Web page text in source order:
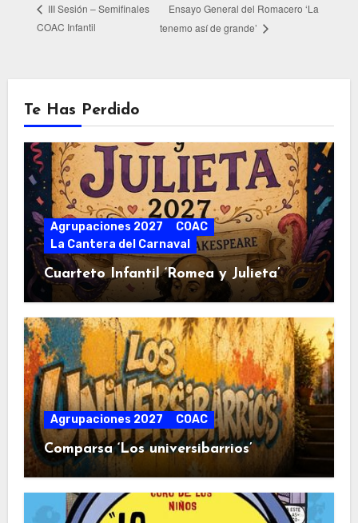
III Sesión – Semifinales
COAC Infantil
Ensayo General del Romacero ‘La
tenemo así de grande’
Te Has Perdido
Agrupaciones 2027
COAC
La Cantera del Carnaval
Cuarteto Infantil ‘Romea y Julieta’
Agrupaciones 2027 COAC
Comparsa ‘Los universibarrios’